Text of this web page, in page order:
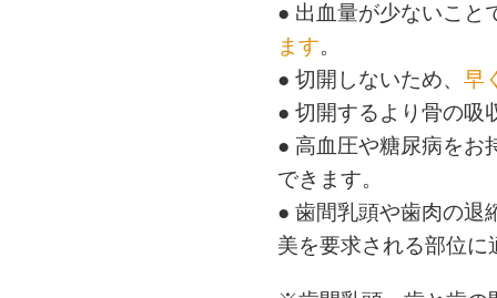
● 出血量が少ないこと
ます。
● 切開しないため、 早
● 切開するより骨の吸
● 高血圧や糖尿病をお
できます。
● 歯間乳頭や歯肉の退
美を要求される部位に